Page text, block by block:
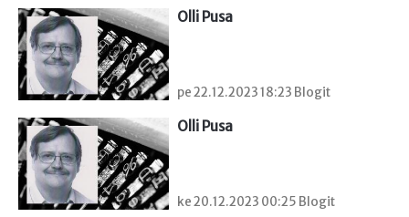
Olli Pusa
pe 22.12.2023 18:23 Blogit
Olli Pusa
ke 20.12.2023 00:25 Blogit